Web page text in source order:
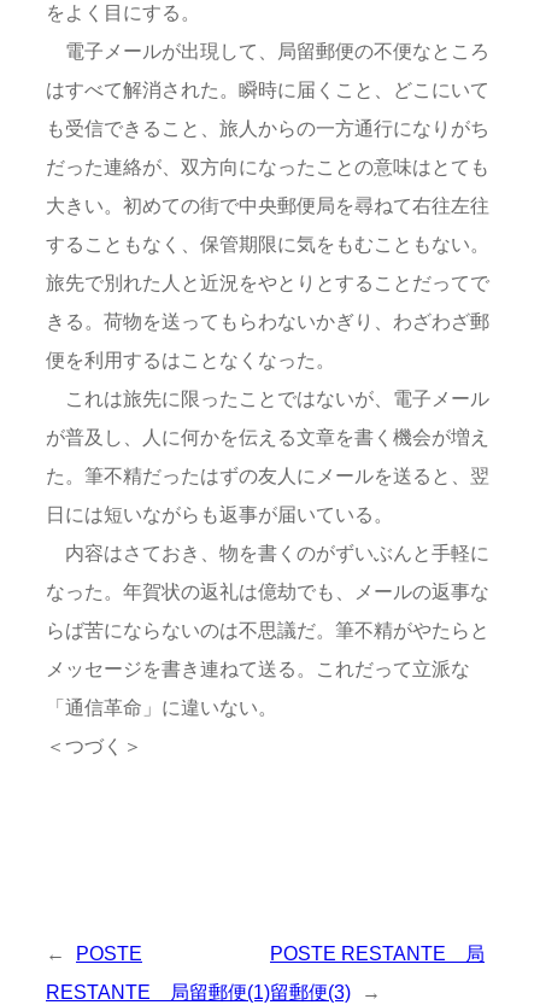
をよく目にする。
電子メールが出現して、局留郵便の不便なところ
はすべて解消された。瞬時に届くこと、どこにいて
も受信できること、旅人からの一方通行になりがち
だった連絡が、双方向になったことの意味はとても
大きい。初めての街で中央郵便局を尋ねて右往左往
することもなく、保管期限に気をもむこともない。
旅先で別れた人と近況をやとりとすることだってで
きる。荷物を送ってもらわないかぎり、わざわざ郵
便を利用するはことなくなった。
これは旅先に限ったことではないが、電子メール
が普及し、人に何かを伝える文章を書く機会が増え
た。筆不精だったはずの友人にメールを送ると、翌
日には短いながらも返事が届いている。
内容はさておき、物を書くのがずいぶんと手軽に
なった。年賀状の返礼は億劫でも、メールの返事な
らば苦にならないのは不思議だ。筆不精がやたらと
メッセージを書き連ねて送る。これだって立派な
「通信革命」に違いない。
＜つづく＞
←
POSTE
RESTANTE 局留郵便(1)
POSTE RESTANTE 局
留郵便(3)
→